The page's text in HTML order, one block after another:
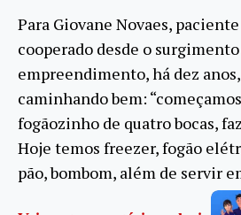
Para Giovane Novaes,
cooperado desde o
empreendimento, há dez
caminhando bem:
fogãozinho de quatro bocas,
Hoje temos freezer, fogão
pão, bombom, além de servir